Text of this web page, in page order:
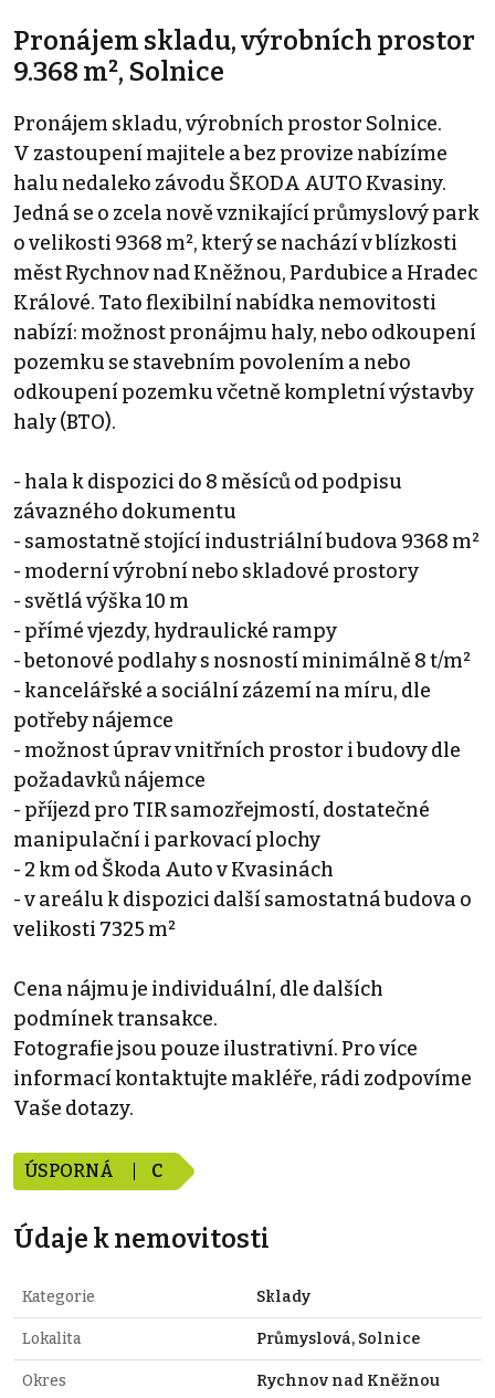
Pronájem skladu, výrobních prostor
9.368 m², Solnice
Pronájem skladu, výrobních prostor Solnice.
V zastoupení majitele a bez provize nabízíme
halu nedaleko závodu ŠKODA AUTO Kvasiny.
Jedná se o zcela nově vznikající průmyslový park
o velikosti 9368 m², který se nachází v blízkosti
měst Rychnov nad Kněžnou, Pardubice a Hradec
Králové. Tato flexibilní nabídka nemovitosti
nabízí: možnost pronájmu haly, nebo odkoupení
pozemku se stavebním povolením a nebo
odkoupení pozemku včetně kompletní výstavby
haly (BTO).
- hala k dispozici do 8 měsíců od podpisu
závazného dokumentu
- samostatně stojící industriální budova 9368 m²
- moderní výrobní nebo skladové prostory
- světlá výška 10 m
- přímé vjezdy, hydraulické rampy
- betonové podlahy s nosností minimálně 8 t/m²
- kancelářské a sociální zázemí na míru, dle
potřeby nájemce
- možnost úprav vnitřních prostor i budovy dle
požadavků nájemce
- příjezd pro TIR samozřejmostí, dostatečné
manipulační i parkovací plochy
- 2 km od Škoda Auto v Kvasinách
- v areálu k dispozici další samostatná budova o
velikosti 7325 m²
Cena nájmu je individuální, dle dalších
podmínek transakce.
Fotografie jsou pouze ilustrativní. Pro více
informací kontaktujte makléře, rádi zodpovíme
Vaše dotazy.
ÚSPORNÁ C
Údaje k nemovitosti
Kategorie Sklady
Lokalita Průmyslová, Solnice
Okres Rychnov nad Kněžnou